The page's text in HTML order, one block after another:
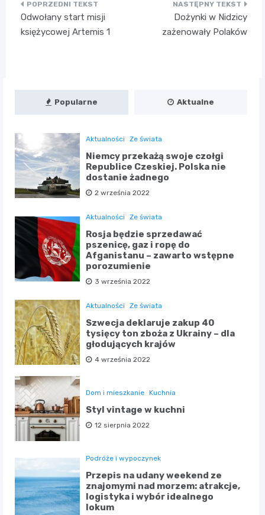
Nawigacja
wpisu
Odwołany start misji
księżycowej Artemis 1
Dożynki w Nidzicy
zażenowały Polaków
Popularne Aktualne
Aktualności Ze świata
Niemcy przekażą swoje czołgi
Republice Czeskiej. Polska nie
dostanie żadnego
2 września 2022
Aktualności Ze świata
Rosja będzie sprzedawać
pszenicę, gaz i ropę do
Afganistanu – zawarto wstępne
porozumienie
3 września 2022
Aktualności Ze świata
Szwecja deklaruje zakup 40
tysięcy ton zboża z Ukrainy – dla
głodujących krajów
4 września 2022
Dom i mieszkanie Kuchnia
Styl vintage w kuchni
12 sierpnia 2022
Podróże i wypoczynek
Przepis na udany weekend ze
znajomymi nad morzem: atrakcje,
logistyka i wybór idealnego
lokum